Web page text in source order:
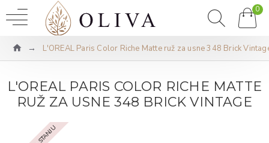
0
L'OREAL Paris Color Riche Matte ruž za usne 348 Brick
L'OREAL PARIS COLOR RICHE MATTE
RUŽ ZA USNE 348 BRICK VINTAGE